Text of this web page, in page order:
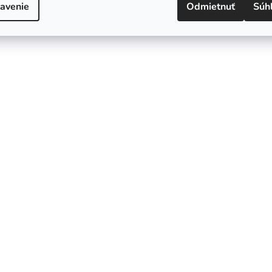
Odmietnuť